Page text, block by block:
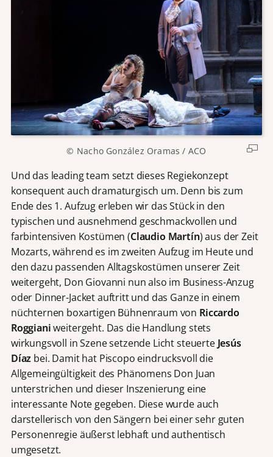
© Nacho González Oramas / ACO
Und das leading team setzt dieses Regiekonzept
konsequent auch dramaturgisch um. Denn bis zum
Ende des 1. Aufzug erleben wir das Stück in den
typischen und ausnehmend geschmackvollen und
farbintensiven Kostümen (Claudio Martín) aus der Zeit
Mozarts, während es im zweiten Aufzug im Heute und
den dazu passenden Alltagskostümen unserer Zeit
weitergeht, Don Giovanni nun also im Business-Anzug
oder Dinner-Jacket auftritt und das Ganze in einem
nüchternen boxartigen Bühnenraum von Riccardo
Roggianiweitergeht. Das die Handlung stets
wirkungsvoll in Szene setzende Licht steuerte Jesús
Díaz bei. Damit hat Piscopo eindrucksvoll die
Allgemeingültigkeit des Phänomens Don Juan
unterstrichen und dieser Inszenierung eine
interessante Note gegeben. Diese wurde auch
darstellerisch von den Sängern bei einer sehr guten
Personenregie äußerst lebhaft und authentisch
umgesetzt.